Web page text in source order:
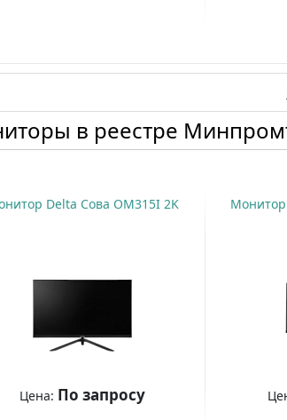
в реестре
Delta Сова OM315I 2K
Цена: По запросу
Монитор